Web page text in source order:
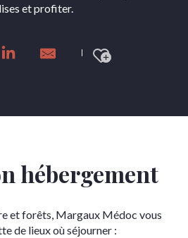
et profiter.
Ajouter
hébergement
et forêts, Margaux Médoc vous
de lieux où séjourner :